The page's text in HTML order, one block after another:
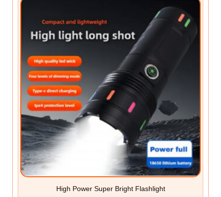
High Power Super Bright Flashlight